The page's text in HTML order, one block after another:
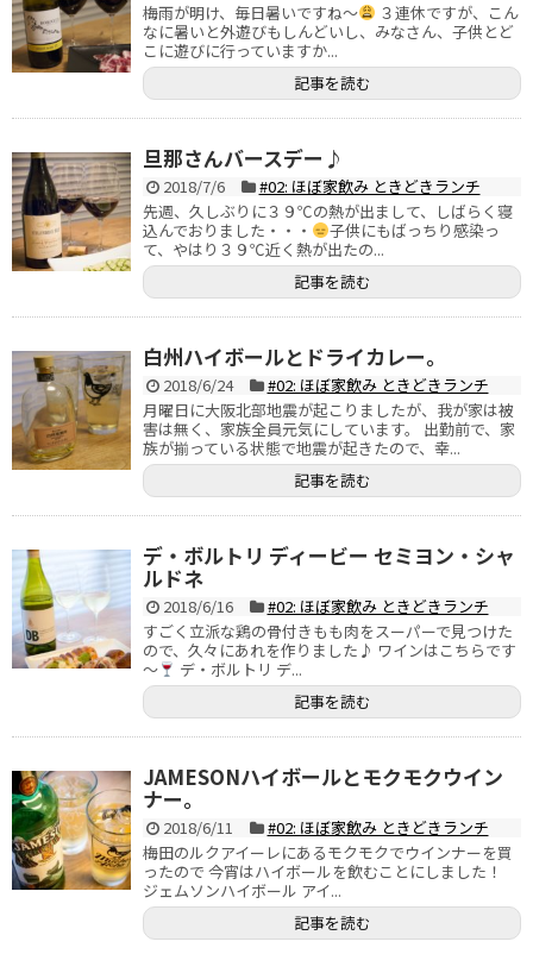
梅雨が明け、毎日暑いですね～
３連休ですが、こん
なに暑いと外遊びもしんどいし、みなさん、子供とど
こに遊びに行っていますか...
記事を読む
旦那さんバースデー♪
2018/7/6
#02: ほぼ家飲み ときどきランチ
先週、久しぶりに３９℃の熱が出まして、しばらく寝
込んでおりました・・・
子供にもばっちり感染っ
て、やはり３９℃近く熱が出たの...
記事を読む
白州ハイボールとドライカレー。
2018/6/24
#02: ほぼ家飲み ときどきランチ
月曜日に大阪北部地震が起こりましたが、我が家は被
害は無く、家族全員元気にしています。 出勤前で、家
族が揃っている状態で地震が起きたので、幸...
記事を読む
デ・ボルトリ ディービー セミヨン・シャ
ルドネ
2018/6/16
#02: ほぼ家飲み ときどきランチ
すごく立派な鶏の骨付きもも肉をスーパーで見つけた
ので、久々にあれを作りました♪ ワインはこちらです
～
デ・ボルトリ デ...
記事を読む
JAMESONハイボールとモクモクウイン
ナー。
2018/6/11
#02: ほぼ家飲み ときどきランチ
梅田のルクアイーレにあるモクモクでウインナーを買
ったので 今宵はハイボールを飲むことにしました！
ジェムソンハイボール アイ...
記事を読む